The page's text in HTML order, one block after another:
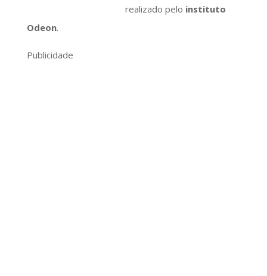
realizado pelo instituto
Odeon.
Publicidade